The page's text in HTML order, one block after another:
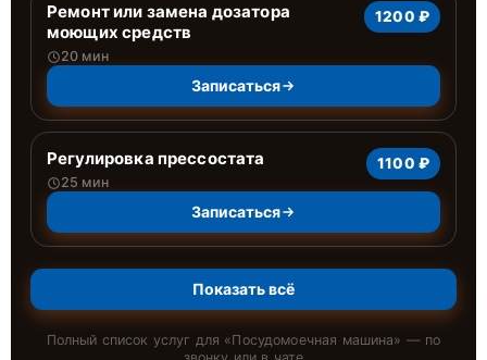
Ремонт или замена дозатора
моющих средств
20 мин
1200 ₽
Записаться
Регулировка прессостата
25 мин
1100 ₽
Записаться
Показать всё
Полный список услуг для «Посудомоечная машина» — по